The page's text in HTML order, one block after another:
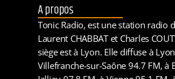
A propos
Tonic Radio, est une station radio
Laurent CHABBAT et Charles
siège est à Lyon. Elle diffuse à
Villefranche-sur-Saône 94.7 FM, à